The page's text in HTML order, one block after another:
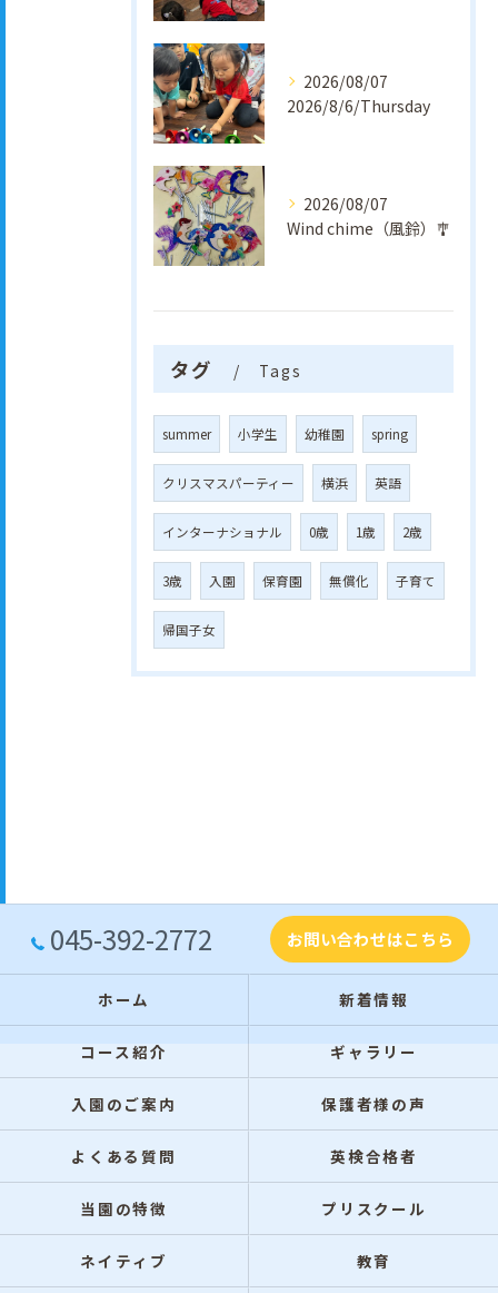
2026/08/07
2026/8/6/Thursday
2026/08/07
Wind chime（風鈴）🎐
タグ Tags
summer 小学生 幼稚園 spring
クリスマスパーティー 横浜 英語
インターナショナル 0歳 1歳 2歳
3歳 入園 保育園 無償化 子育て
帰国子女
045-392-2772 お問い合わせはこちら
ホーム 新着情報
コース紹介 ギャラリー
入園のご案内 保護者様の声
よくある質問 英検合格者
当園の特徴 プリスクール
ネイティブ 教育